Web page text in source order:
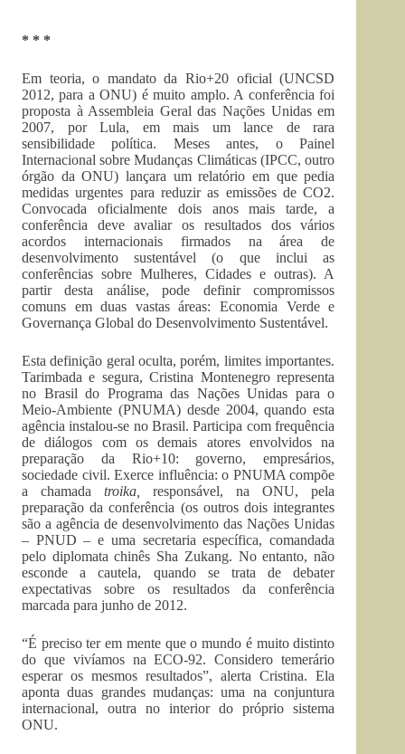
* * *
Em teoria, o mandato da Rio+20 oficial (UNCSD
2012, para a ONU) é muito amplo. A conferência foi
proposta à Assembleia Geral das Nações Unidas em
2007, por Lula, em mais um lance de rara
sensibilidade política. Meses antes, o Painel
Internacional sobre Mudanças Climáticas (IPCC, outro
órgão da ONU) lançara um relatório em que pedia
medidas urgentes para reduzir as emissões de CO2.
Convocada oficialmente dois anos mais tarde, a
conferência deve avaliar os resultados dos vários
acordos internacionais firmados na área de
desenvolvimento sustentável (o que inclui as
conferências sobre Mulheres, Cidades e outras). A
partir desta análise, pode definir compromissos
comuns em duas vastas áreas: Economia Verde e
Governança Global do Desenvolvimento Sustentável.
Esta definição geral oculta, porém, limites importantes.
Tarimbada e segura, Cristina Montenegro representa
no Brasil do Programa das Nações Unidas para o
Meio-Ambiente (PNUMA) desde 2004, quando esta
agência instalou-se no Brasil. Participa com frequência
de diálogos com os demais atores envolvidos na
preparação da Rio+10: governo, empresários,
sociedade civil. Exerce influência: o PNUMA compõe
a chamadatroika,responsável, na ONU, pela
preparação da conferência (os outros dois integrantes
são a agência de desenvolvimento das Nações Unidas
– PNUD – e uma secretaria específica, comandada
pelo diplomata chinês Sha Zukang. No entanto, não
esconde a cautela, quando se trata de debater
expectativas sobre os resultados da conferência
marcada para junho de 2012.
“É preciso ter em mente que o mundo é muito distinto
do que vivíamos na ECO-92. Considero temerário
esperar os mesmos resultados”, alerta Cristina. Ela
aponta duas grandes mudanças: uma na conjuntura
internacional, outra no interior do próprio sistema
ONU.